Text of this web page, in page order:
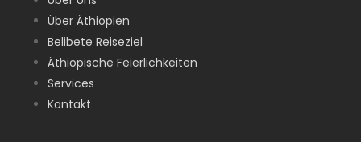
Über Äthiopien
Belibete Reiseziel
Äthiopische Feierlichkeiten
Services
Kontakt